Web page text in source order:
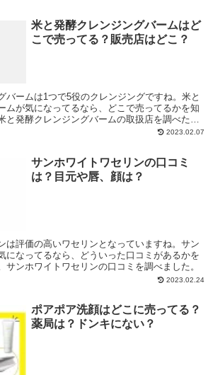
米と発酵クレンジングバームはど
こで売ってる？販売店はどこ？
バームは1つで5役のクレンジングですね。米と
ムが気になってるなら、どこで売ってるかを知
と発酵クレンジングバームの取扱店を調べたの
2023.02.07
サンホワイトワセリンの口コミ
は？目元や唇、顔は？
は評価の高いワセリンとなっていますね。サン
になってるなら、どういった口コミがあるかを
サンホワイトワセリンの口コミを調べました。
2023.02.24
ポアポア洗顔はどこに売ってる？
薬局は？ドンキにない？